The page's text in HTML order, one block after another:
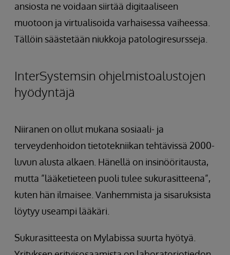
ansiosta ne voidaan siirtää digitaaliseen
muotoon ja virtualisoida varhaisessa vaiheessa.
Tällöin säästetään niukkoja patologiresursseja.
InterSystemsin ohjelmistoalustojen
hyödyntäjä
Niiranen on ollut mukana sosiaali- ja
terveydenhoidon tietotekniikan tehtävissä 2000-
luvun alusta alkaen. Hänellä on insinööritausta,
mutta ”lääketieteen puoli tulee sukurasitteena”,
kuten hän ilmaisee. Vanhemmista ja sisaruksista
löytyy useampi lääkäri.
Sukurasitteesta on Mylabissa suurta hyötyä.